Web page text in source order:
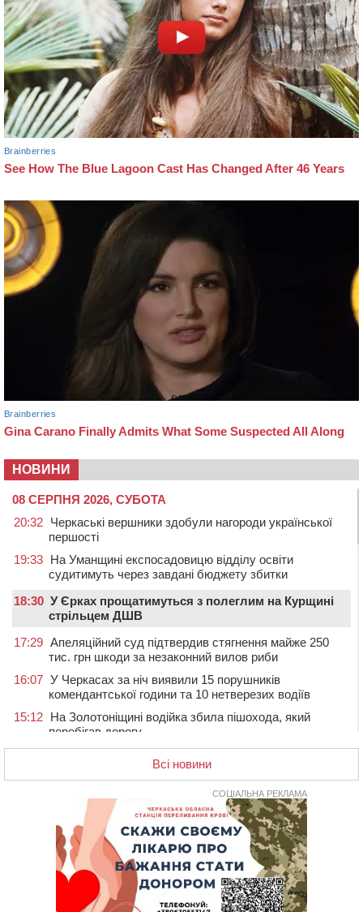
НОВИНИ
08 СЕРПНЯ 2026, СУБОТА
20:32 Черкаські вершники здобули нагороди української
першості
19:33 На Уманщині експосадовицю відділу освіти
судитимуть через завдані бюджету збитки
18:30 У Єрках прощатимуться з полеглим на Курщині
стрільцем ДШВ
17:29 Апеляційний суд підтвердив стягнення майже 250
тис. грн шкоди за незаконний вилов риби
16:07 У Черкасах за ніч виявили 15 порушників
комендантської години та 10 нетверезих водіїв
15:12 На Золотоніщині водійка збила пішохода, який
перебігав дорогу
під охорону 188-річну церкву
У Смілі біля магазину під колесами вантажівки
загинула жінка
У Черкасах пропонують для приватизації
п’ятиповерховий об’єкт у центрі міста
Не вистачає стажу для пенсії: як його докупити та що
потрібно знати
У Черкасах виявили низку недоліків у гуртожитку, де
Всі новини
СОЦІАЛЬНА РЕКЛАМА